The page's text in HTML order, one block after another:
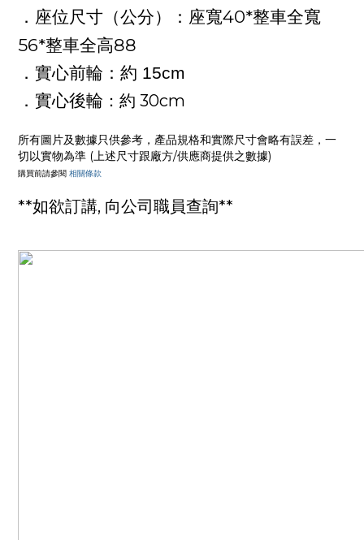
．座位尺寸（公分）：座寬40*整車全寬
56*整車全高88
．實心前輪：約 15cm
．實心後輪 ：約 30cm
所有圖片及數據只供參考，產品規格和實際尺寸會略有誤差，一
切以實物為準 (上述尺寸跟廠方/供應商提供之數據)
購買前請參閱 相關條款
**如欲訂講, 向公司職員查詢**